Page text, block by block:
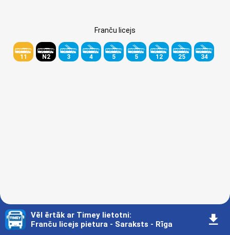
Franču licejs
11 N2 3 4 5 5 12 25 34
Vēl ērtāk ar Timey lietotni:
Franču licejs pietura - Saraksts - Rīga
󰇚